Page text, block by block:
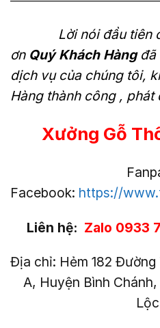
Lời nói đầu tiên
ơn Quý Khách Hàngđã
dịch vụ của chúng tôi,
Hàng thành công ,
Xưởng Gỗ
Facebook: https://
Liên hệ: Zalo 0933
Địa chỉ: Hẻm 182
A, Huyện Bình